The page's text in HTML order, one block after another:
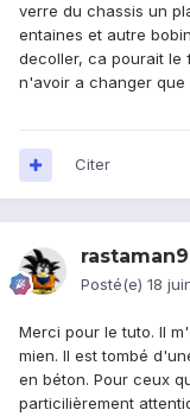
verre du chassis un
entaines et autre
decoller, ca pourait le
n'avoir a changer que
Citer
Posté(e) 18
Merci pour le tuto. Il
mien. Il est tombé
en béton. Pour ceux
particilièrement